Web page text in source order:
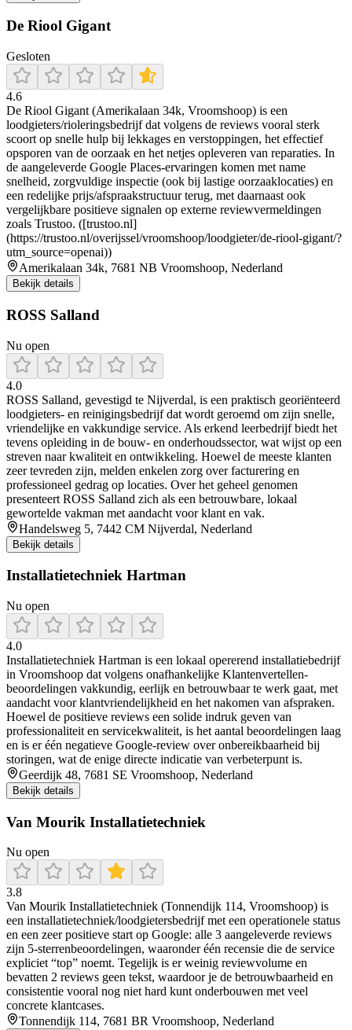
De Riool Gigant
Gesloten
4.6
De Riool Gigant (Amerikalaan 34k, Vroomshoop) is een
loodgieters/rioleringsbedrijf dat volgens de reviews vooral sterk
scoort op snelle hulp bij lekkages en verstoppingen, het effectief
opsporen van de oorzaak en het netjes opleveren van reparaties. In
de aangeleverde Google Places-ervaringen komen met name
snelheid, zorgvuldige inspectie (ook bij lastige oorzaaklocaties) en
een redelijke prijs/afspraakstructuur terug, met daarnaast ook
vergelijkbare positieve signalen op externe reviewvermeldingen
zoals Trustoo. ([trustoo.nl]
(https://trustoo.nl/overijssel/vroomshoop/loodgieter/de-riool-gigant/?
utm_source=openai))
Amerikalaan 34k, 7681 NB Vroomshoop, Nederland
Bekijk details
ROSS Salland
Nu open
4.0
ROSS Salland, gevestigd te Nijverdal, is een praktisch georiënteerd
loodgieters- en reinigingsbedrijf dat wordt geroemd om zijn snelle,
vriendelijke en vakkundige service. Als erkend leerbedrijf biedt het
tevens opleiding in de bouw- en onderhoudssector, wat wijst op een
streven naar kwaliteit en ontwikkeling. Hoewel de meeste klanten
zeer tevreden zijn, melden enkelen zorg over facturering en
professioneel gedrag op locaties. Over het geheel genomen
presenteert ROSS Salland zich als een betrouwbare, lokaal
gewortelde vakman met aandacht voor klant en vak.
Handelsweg 5, 7442 CM Nijverdal, Nederland
Bekijk details
Installatietechniek Hartman
Nu open
4.0
Installatietechniek Hartman is een lokaal opererend installatiebedrijf
in Vroomshoop dat volgens onafhankelijke Klantenvertellen-
beoordelingen vakkundig, eerlijk en betrouwbaar te werk gaat, met
aandacht voor klantvriendelijkheid en het nakomen van afspraken.
Hoewel de positieve reviews een solide indruk geven van
professionaliteit en servicekwaliteit, is het aantal beoordelingen laag
en is er één negatieve Google-review over onbereikbaarheid bij
storingen, wat de enige directe indicatie van verbeterpunt is.
Geerdijk 48, 7681 SE Vroomshoop, Nederland
Bekijk details
Van Mourik Installatietechniek
Nu open
3.8
Van Mourik Installatietechniek (Tonnendijk 114, Vroomshoop) is
een installatietechniek/loodgietersbedrijf met een operationele status
en een zeer positieve start op Google: alle 3 aangeleverde reviews
zijn 5-sterrenbeoordelingen, waaronder één recensie die de service
expliciet “top” noemt. Tegelijk is er weinig reviewvolume en
bevatten 2 reviews geen tekst, waardoor je de betrouwbaarheid en
consistentie vooral nog niet hard kunt onderbouwen met veel
concrete klantcases.
Tonnendijk 114, 7681 BR Vroomshoop, Nederland